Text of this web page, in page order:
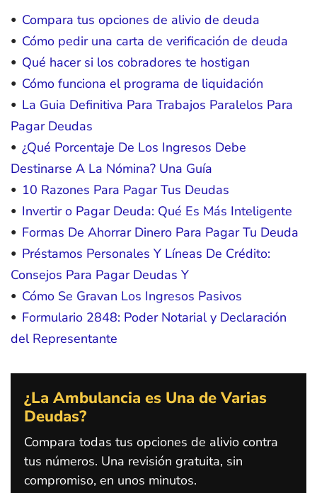
Compara tus opciones de alivio de deuda
Cómo pedir una carta de verificación de deuda
Qué hacer si los cobradores te hostigan
Cómo funciona el programa de liquidación
La Guia Definitiva Para Trabajos Paralelos Para
Pagar Deudas
¿Qué Porcentaje De Los Ingresos Debe
Destinarse A La Nómina? Una Guía
10 Razones Para Pagar Tus Deudas
Invertir o Pagar Deuda: Qué Es Más Inteligente
Formas De Ahorrar Dinero Para Pagar Tu Deuda
Préstamos Personales Y Líneas De Crédito:
Consejos Para Pagar Deudas Y
Cómo Se Gravan Los Ingresos Pasivos
Formulario 2848: Poder Notarial y Declaración
del Representante
¿La Ambulancia es Una de Varias
Deudas?
Compara todas tus opciones de alivio contra
tus números. Una revisión gratuita, sin
compromiso, en unos minutos.